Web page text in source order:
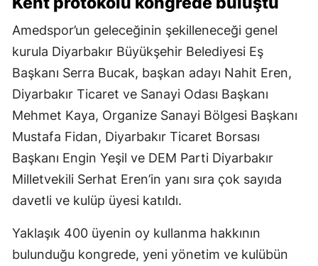
Amedspor’un geleceğinin şekilleneceği genel
kurula Diyarbakır Büyükşehir Belediyesi Eş
Başkanı Serra Bucak, başkan adayı Nahit Eren,
Diyarbakır Ticaret ve Sanayi Odası Başkanı
Mehmet Kaya, Organize Sanayi Bölgesi Başkanı
Mustafa Fidan, Diyarbakır Ticaret Borsası
Başkanı Engin Yeşil ve DEM Parti Diyarbakır
Milletvekili Serhat Eren’in yanı sıra çok sayıda
davetli ve kulüp üyesi katıldı.
Yaklaşık 400 üyenin oy kullanma hakkının
bulunduğu kongrede, yeni yönetim ve kulübün